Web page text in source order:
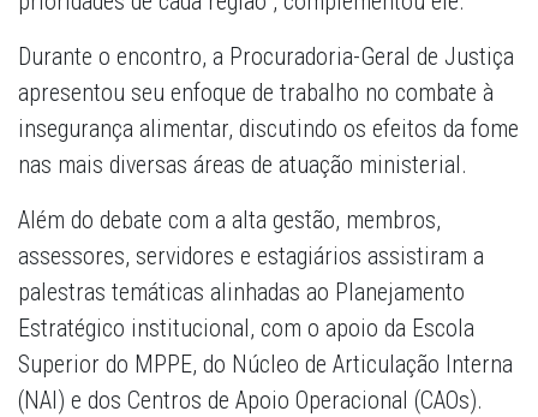
Durante o encontro, a Procuradoria-Geral de Justiça
apresentou seu enfoque de trabalho no combate à
insegurança alimentar, discutindo os efeitos da fome
nas mais diversas áreas de atuação ministerial.
Além do debate com a alta gestão, membros,
assessores, servidores e estagiários assistiram a
palestras temáticas alinhadas ao Planejamento
Estratégico institucional, com o apoio da Escola
Superior do MPPE, do Núcleo de Articulação Interna
(NAI) e dos Centros de Apoio Operacional (CAOs).